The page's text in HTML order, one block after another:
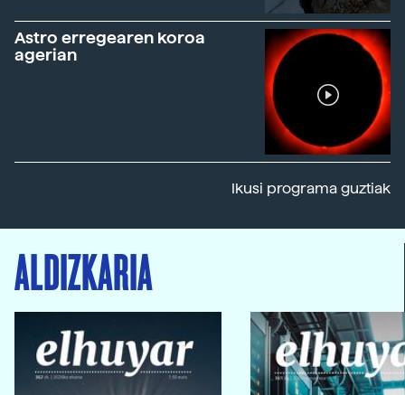
Astro erregearen koroa
agerian
Ikusi programa guztiak
ALDIZKARIA